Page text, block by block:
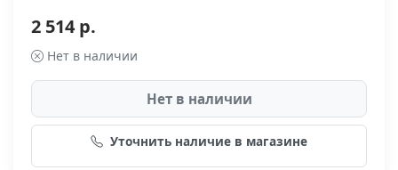
2 514 р.
Нет в наличии
Нет в наличии
Уточнить наличие в магазине